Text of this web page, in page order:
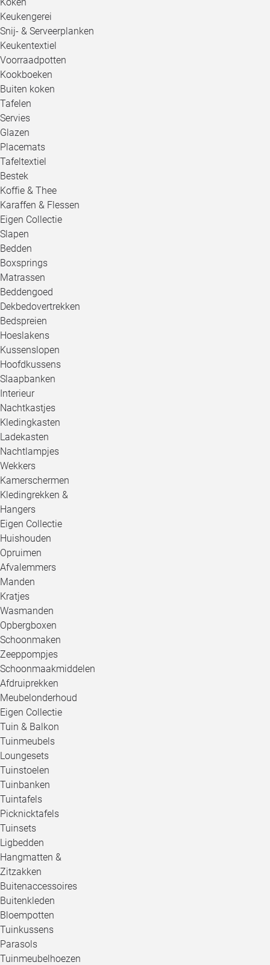
Keukengerei
Snij- & Serveerplanken
Keukentextiel
Voorraadpotten
Kookboeken
Buiten koken
Tafelen
Servies
Glazen
Placemats
Tafeltextiel
Bestek
Koffie & Thee
Karaffen & Flessen
Eigen Collectie
Slapen
Bedden
Boxsprings
Matrassen
Beddengoed
Dekbedovertrekken
Bedspreien
Hoeslakens
Kussenslopen
Hoofdkussens
Slaapbanken
Interieur
Nachtkastjes
Kledingkasten
Ladekasten
Nachtlampjes
Wekkers
Kamerschermen
Kledingrekken &
Hangers
Eigen Collectie
Huishouden
Opruimen
Afvalemmers
Manden
Kratjes
Wasmanden
Opbergboxen
Schoonmaken
Zeeppompjes
Schoonmaakmiddelen
Afdruiprekken
Meubelonderhoud
Eigen Collectie
Tuin & Balkon
Tuinmeubels
Loungesets
Tuinstoelen
Tuinbanken
Tuintafels
Picknicktafels
Tuinsets
Ligbedden
Hangmatten &
Zitzakken
Buitenaccessoires
Buitenkleden
Bloempotten
Tuinkussens
Parasols
Tuinmeubelhoezen